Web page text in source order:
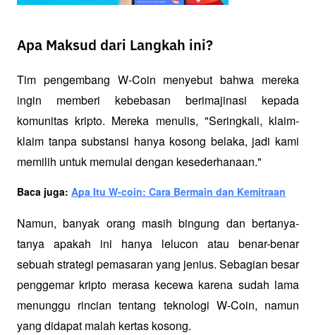
Apa Maksud dari Langkah ini?
Tim pengembang W-Coin menyebut bahwa mereka
ingin memberi kebebasan berimajinasi kepada
komunitas kripto. Mereka menulis, "Seringkali, klaim-
klaim tanpa substansi hanya kosong belaka, jadi kami
memilih untuk memulai dengan kesederhanaan."
Baca juga: Apa Itu W-coin: Cara Bermain dan Kemitraan
Namun, banyak orang masih bingung dan bertanya-
tanya apakah ini hanya lelucon atau benar-benar
sebuah strategi pemasaran yang jenius. Sebagian besar
penggemar kripto merasa kecewa karena sudah lama
menunggu rincian tentang teknologi W-Coin, namun
yang didapat malah kertas kosong.